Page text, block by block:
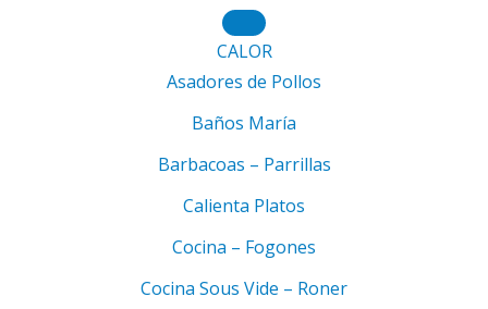
CALOR
Asadores de Pollos
Baños María
Barbacoas – Parrillas
Calienta Platos
Cocina – Fogones
Cocina Sous Vide – Roner